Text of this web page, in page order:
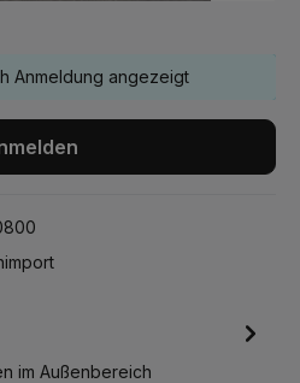
Anmeldung angezeigt
im Außenbereich